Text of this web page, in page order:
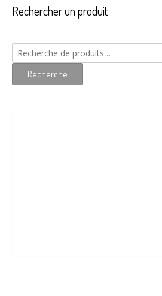
Rechercher un produit
Recherche
pour :
Recherche